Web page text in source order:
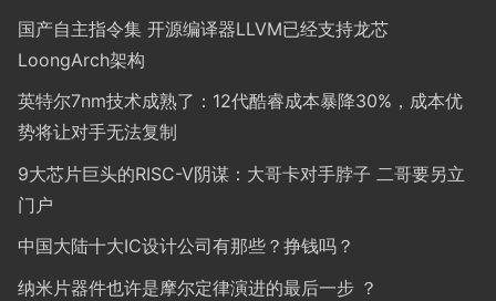
国产自主指令集 开源编译器LLVM已经支持龙芯
LoongArch架构
英特尔7nm技术成熟了：12代酷睿成本暴降30%，成本优
势将让对手无法复制
9大芯片巨头的RISC-V阴谋：大哥卡对手脖子 二哥要另立
门户
中国大陆十大IC设计公司有那些？挣钱吗？
纳米片器件也许是摩尔定律演进的最后一步 ？